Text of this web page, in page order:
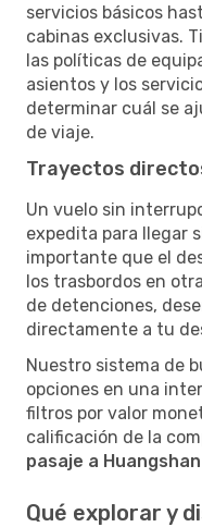
servicios básicos
cabinas exclusivas.
las políticas de
asientos y los
determinar cuál se
de viaje.
Trayectos
Un vuelo sin
expedita para llegar
importante que el
los trasbordos en
de detenciones,
directamente a tu
Nuestro sistema de
opciones en una
filtros por valor
calificación de la
pasaje a Huangshan
Qué explorar y